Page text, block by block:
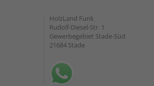
HolzLand Funk
Rudolf-Diesel-Str. 1
Gewerbegebiet Stade-Süd
21684 Stade